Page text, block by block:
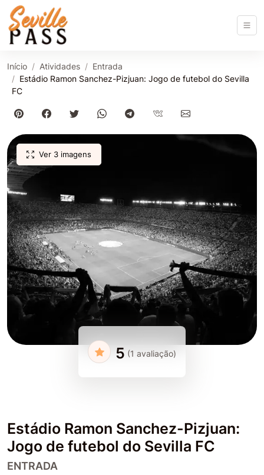
Início Atividades
Entrada
Estádio Ramon Sanchez-Pizjuan: Jogo de futebol do Sevilla
FC
Ver 3 imagens
5 (1 avaliação)
Estádio Ramon Sanchez-Pizjuan:
Jogo de futebol do Sevilla FC
ENTRADA